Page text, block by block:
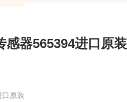
感器565394进口原装
口原装